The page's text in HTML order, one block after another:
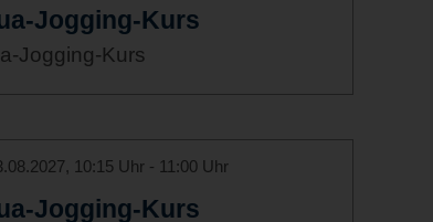
Jogging-Kurs
Jogging-Kurs
10:15 Uhr - 11:00 Uhr
Jogging-Kurs